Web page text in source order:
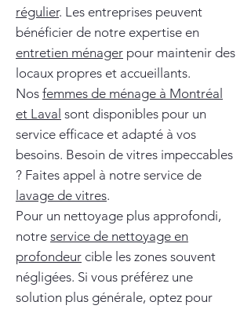
régulier. Les entreprises peuvent
bénéficier de notre expertise en
entretien ménager pour maintenir des
locaux propres et accueillants.
Nos femmes de ménage à Montréal
et Laval sont disponibles pour un
service efficace et adapté à vos
besoins. Besoin de vitres impeccables
? Faites appel à notre service de
lavage de vitres.
Pour un nettoyage plus approfondi,
notre service de nettoyage en
profondeur cible les zones souvent
négligées. Si vous préférez une
solution plus générale, optez pour